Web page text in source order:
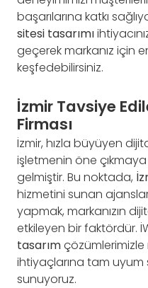
başarılarına katkı
sitesi tasarımı
geçerek markanız için
keşfedebilirsiniz.
İzmir Tavsiye
Firması
İzmir, hızla büyüyen
işletmenin öne çıkmaya
gelmiştir. Bu noktada,
hizmetini sunan
yapmak, markanızın
etkileyen bir faktördür.
tasarımçözümlerimizle
ihtiyaçlarına tam
sunuyoruz.